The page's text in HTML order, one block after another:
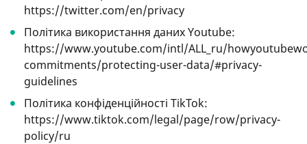
https://twitter.com/en/privacy
Політика використання даних Youtube:
https://www.youtube.com/intl/ALL_ru/
commitments/protecting-user-data/#privacy-
guidelines
Політика конфіденційності TikTok:
https://www.tiktok.com/legal/page/row/privacy-
policy/ru